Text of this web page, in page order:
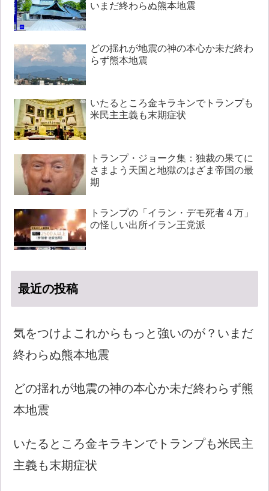
いまだ終わらぬ熊本地震
どの揺れが地震の神の本心か未だ終わ
らず熊本地震
いたるところ金キラキンでトランプも
米民主主義も末期症状
トランプ・ジョーク集：独裁の果てに
さまよう天国と地獄のはざま帝国の最
期
トランプの「イラン・デモ死者４万」
の怪しい出所イラン王党派
最近の投稿
気をつけよこれからもっと強いのが？いまだ
終わらぬ熊本地震
どの揺れが地震の神の本心か未だ終わらず熊
本地震
いたるところ金キラキンでトランプも米民主
主義も末期症状